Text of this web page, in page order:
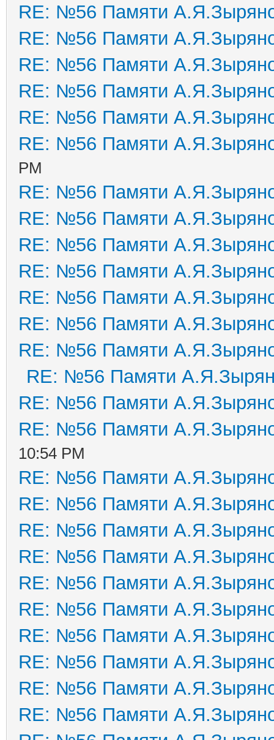
RE: №56 Памяти
RE: №56 Памяти
RE: №56 Памяти
RE: №56 Памяти
RE: №56 Памяти
RE: №56 Памяти
PM
RE: №56 Памяти
RE: №56 Памяти
RE: №56 Памяти
RE: №56 Памяти
RE: №56 Памяти
RE: №56 Памяти
RE: №56 Памяти
RE: №56 Памяти
RE: №56 Памяти
RE: №56 Памяти
10:54 PM
RE: №56 Памяти
RE: №56 Памяти
RE: №56 Памяти
RE: №56 Памяти
RE: №56 Памяти
RE: №56 Памяти
RE: №56 Памяти
RE: №56 Памяти
RE: №56 Памяти
RE: №56 Памяти